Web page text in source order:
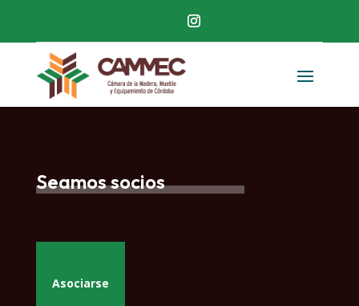
Seamos socios
Asociarse